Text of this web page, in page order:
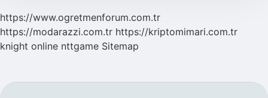
https://www.ogretmenforum.com.tr
https://modarazzi.com.tr https://kriptomimari.com.tr
knight online nttgame Sitemap